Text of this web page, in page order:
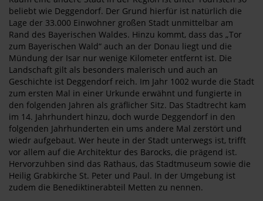
beliebt wie Deggendorf. Der Grund hierfür ist natürlich die
Lage der 33.000 Einwohner großen Stadt unmittelbar am
Rand des Bayerischen Waldes. Hinzu kommt, dass das „Tor
zum Bayerischen Wald“ auch an der Donau liegt und die
Mündung der Isar nur wenige Kilometer entfernt ist. Die
Landschaft gilt als besonders malerisch und auch an
Geschichte ist Deggendorf reich. Im Jahr 1002 wurde die Stadt
zum ersten Mal in einer Urkunde erwähnt und fungierte in
den folgenden Jahren als gräflicher Sitz. Das Stadtrecht kam
im 14. Jahrhundert hinzu, doch wurde Deggendorf in den
folgenden Jahrhunderten ein ums andere Mal zerstört und
wiedr aufgebaut. Wer heute in der Stadt unterwegs ist, trifft
vor allem auf die Architektur des Barocks, die prägend ist.
Hervorzuhben sind das Rathaus, das Stadtmuseum sowie die
Heilig Grabkirche St. Peter und Paul. In der Umgebung ist
zudem die Benediktinerabteil Metten zu nennen.